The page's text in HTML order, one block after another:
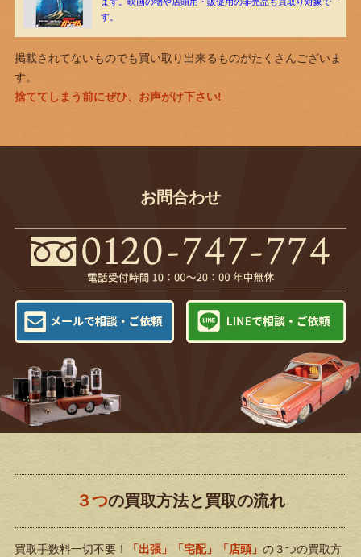
す。
掲載されてないものでも買い取り出来るものがたくさんございま
す。
捨ててしまう前にぜひ、お声がけ下さい!
お問合わせ
３つの買取方法と買取の流れ
買取手数料一切不要！ 「出張」「宅配」「店頭」 の３つの買取方